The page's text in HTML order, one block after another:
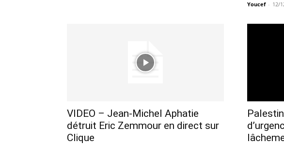
Youcef - 12/
VIDEO – Jean-Michel Aphatie
détruit Eric Zemmour en direct sur
Clique